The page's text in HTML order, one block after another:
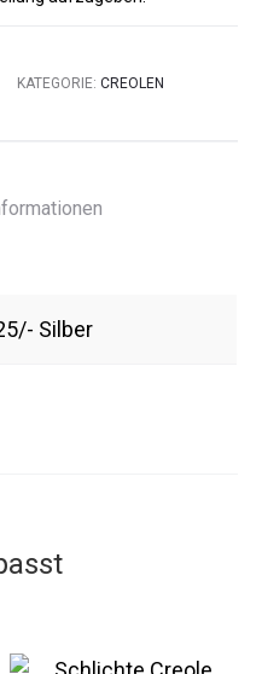
KATEGORIE: CREOLEN
Silber